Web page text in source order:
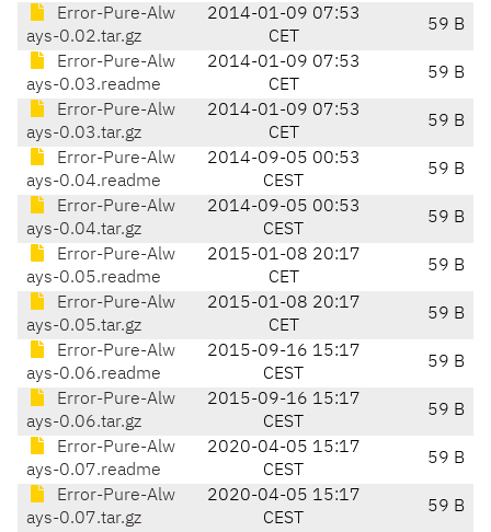
Error-Pure-Alw
ays-0.02.tar.gz
2014-01-09 07:53
CET
59 B
Error-Pure-Alw
ays-0.03.readme
2014-01-09 07:53
CET
59 B
Error-Pure-Alw
ays-0.03.tar.gz
2014-01-09 07:53
CET
59 B
Error-Pure-Alw
ays-0.04.readme
2014-09-05 00:53
CEST
59 B
Error-Pure-Alw
ays-0.04.tar.gz
2014-09-05 00:53
CEST
59 B
Error-Pure-Alw
ays-0.05.readme
2015-01-08 20:17
CET
59 B
Error-Pure-Alw
ays-0.05.tar.gz
2015-01-08 20:17
CET
59 B
Error-Pure-Alw
ays-0.06.readme
2015-09-16 15:17
CEST
59 B
Error-Pure-Alw
ays-0.06.tar.gz
2015-09-16 15:17
CEST
59 B
Error-Pure-Alw
ays-0.07.readme
2020-04-05 15:17
CEST
59 B
Error-Pure-Alw
ays-0.07.tar.gz
2020-04-05 15:17
CEST
59 B